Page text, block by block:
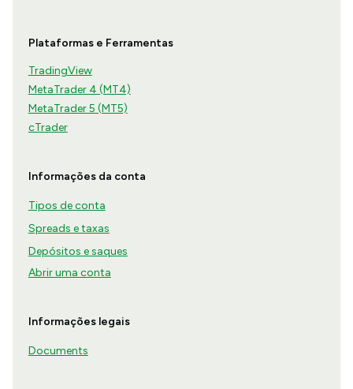
Plataformas e Ferramentas
TradingView
MetaTrader 4 (MT4)
MetaTrader 5 (MT5)
cTrader
Informações da conta
Tipos de conta
Spreads e taxas
Depósitos e saques
Abrir uma conta
Informações legais
Documents